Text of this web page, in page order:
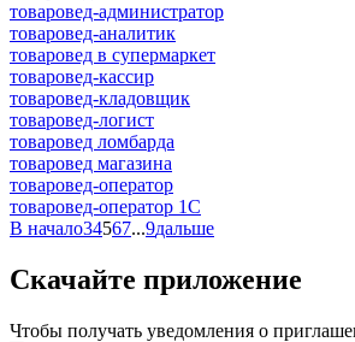
товаровед-администратор
товаровед-аналитик
товаровед в супермаркет
товаровед-кассир
товаровед-кладовщик
товаровед-логист
товаровед ломбарда
товаровед магазина
товаровед-оператор
товаровед-оператор 1С
В начало34567...9дальше
Скачайте приложение
Чтобы получать уведомления о